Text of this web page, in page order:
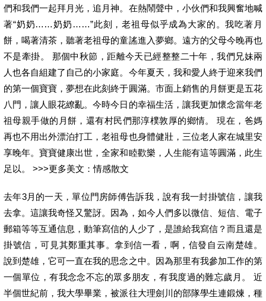
們和我們一起拜月光，追月神。在熱鬧聲中，小伙們和我興奮地喊
著“奶奶……奶奶……”此刻，老祖母似乎成為大家的。我吃著月
餅，喝著清茶，聽著老祖母的童謠進入夢鄉。遠方的父母今晚再也
不是牽掛。 那個中秋節，距離今天已經整整二十年，我們兄妹兩
人也各自組建了自己的小家庭。今年夏天，我和愛人終于迎來我們
的第一個寶寶，夢想在此刻終于圓滿。市面上銷售的月餅更是五花
八門，讓人眼花繚亂。今時今日的幸福生活，讓我更加懷念當年老
祖母親手做的月餅，還有村民們那淳樸敦厚的鄉情。 現在，爸媽
再也不用出外漂泊打工，老祖母也身體健壯，三位老人家在城里安
享晚年。寶寶健康出世，全家和睦歡樂，人生能有這等圓滿，此生
足以。 >>>更多美文：情感散文
去年3月的一天，單位門房師傅告訴我，說有我一封掛號信，讓我
去拿。這讓我奇怪又驚訝。因為，如今人們多以微信、短信、電子
郵箱等等互通信息，動筆寫信的人少了，是誰給我寫信？而且還是
掛號信，可見其鄭重其事。拿到信一看，啊，信發自云南楚雄。
說到楚雄，它可一直在我的思念之中。因為那里有我參加工作的第
一個單位，有我念念不忘的眾多朋友，有我度過的難忘歲月。 近
半個世紀前，我大學畢業，被派往大理劍川的部隊學生連鍛煉，種